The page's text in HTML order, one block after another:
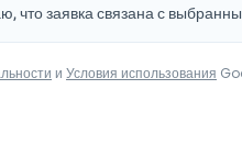
что заявка связана с
и Условия использования